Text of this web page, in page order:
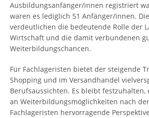
Ausbildungsanfänger/innen registriert
waren es lediglich 51 Anfänger/innen.
verdeutlichen die bedeutende Rolle der
Wirtschaft und die damit verbundenen
Weiterbildungschancen.
Für Fachlageristen bietet der steigende
Shopping und im Versandhandel
Berufsaussichten. Es bleibt festzuhalten,
an Weiterbildungsmöglichkeiten nach
Fachlageristen hervorragende